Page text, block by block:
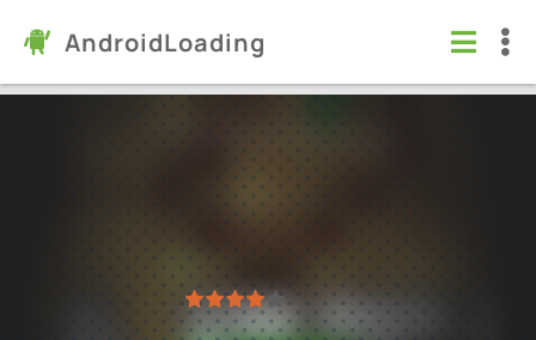
AndroidLoading
58